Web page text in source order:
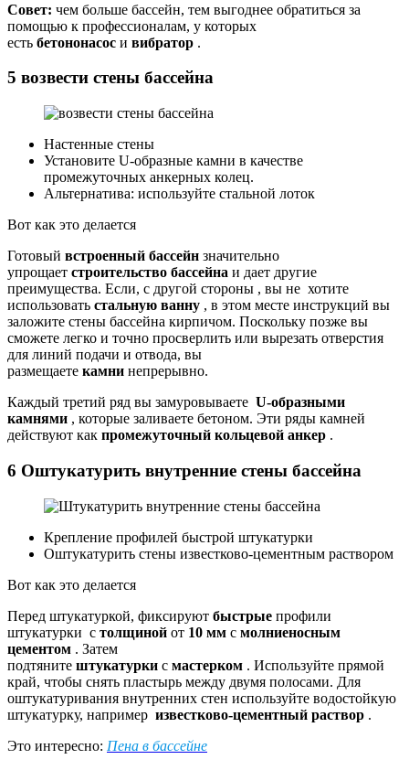
Совет: чем больше бассейн, тем выгоднее обратиться за
помощью к профессионалам, у которых
есть бетононасос и вибратор .
5 возвести стены бассейна
Настенные стены
Установите U-образные камни в качестве
промежуточных анкерных колец.
Альтернатива: используйте стальной лоток
Вот как это делается
Готовый встроенный бассейн значительно
упрощает строительство бассейна и дает другие
преимущества. Если, с другой стороны , вы не хотите
использовать стальную ванну , в этом месте инструкций вы
заложите стены бассейна кирпичом. Поскольку позже вы
сможете легко и точно просверлить или вырезать отверстия
для линий подачи и отвода, вы
размещаете камни непрерывно.
Каждый третий ряд вы замуровываете U-образными
камнями , которые заливаете бетоном. Эти ряды камней
действуют как промежуточный кольцевой анкер .
6 Оштукатурить внутренние стены бассейна
Крепление профилей быстрой штукатурки
Оштукатурить стены известково-цементным раствором
Вот как это делается
Перед штукатуркой, фиксируют быстрые профили
штукатурки с толщиной от 10 мм с молниеносным
цементом . Затем
подтяните штукатурки с мастерком . Используйте прямой
край, чтобы снять пластырь между двумя полосами. Для
оштукатуривания внутренних стен используйте водостойкую
штукатурку, например известково-цементный раствор .
Это интересно: Пена в бассейне